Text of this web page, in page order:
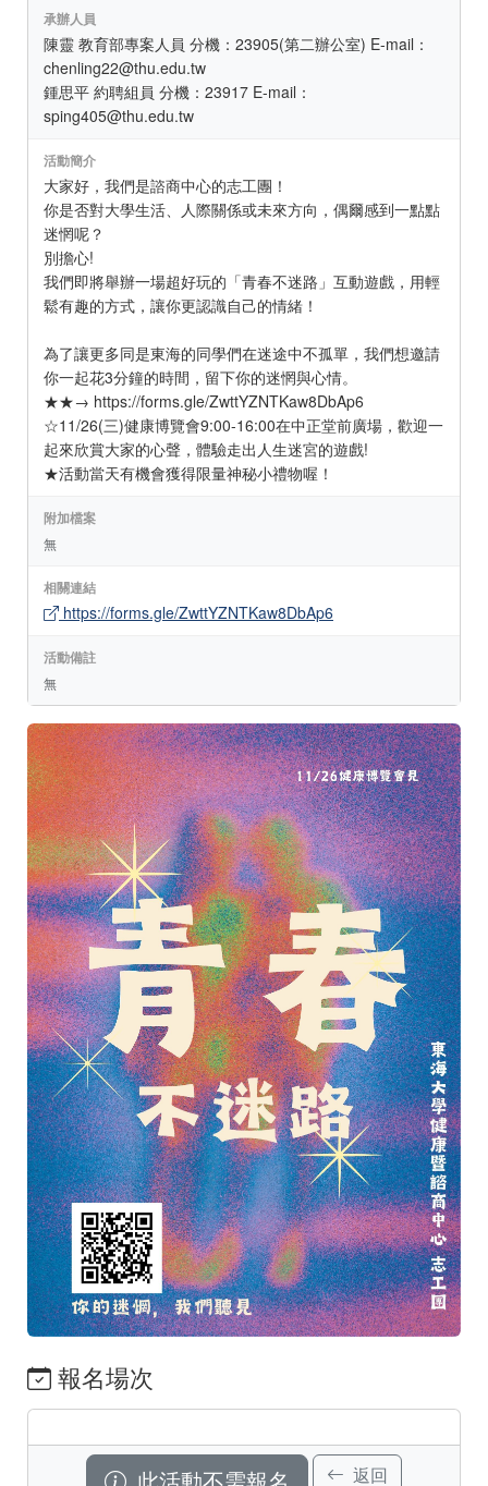
承辦人員
陳靈 教育部專案人員 分機：23905(第二辦公室) E-mail：
chenling22@thu.edu.tw
鍾思平 約聘組員 分機：23917 E-mail：
sping405@thu.edu.tw
活動簡介
大家好，我們是諮商中心的志工團！
你是否對大學生活、人際關係或未來方向，偶爾感到一點點
迷惘呢？
別擔心!
我們即將舉辦一場超好玩的「青春不迷路」互動遊戲，用輕
鬆有趣的方式，讓你更認識自己的情緒！
為了讓更多同是東海的同學們在迷途中不孤單，我們想邀請
你一起花3分鐘的時間，留下你的迷惘與心情。
★★→ https://forms.gle/ZwttYZNTKaw8DbAp6
☆11/26(三)健康博覽會9:00-16:00在中正堂前廣場，歡迎一
起來欣賞大家的心聲，體驗走出人生迷宮的遊戲!
★活動當天有機會獲得限量神秘小禮物喔！
附加檔案
無
相關連結
https://forms.gle/ZwttYZNTKaw8DbAp6
活動備註
無
報名場次
返回